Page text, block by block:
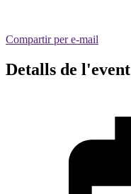
Compartir per e-mail
Detalls de l'event